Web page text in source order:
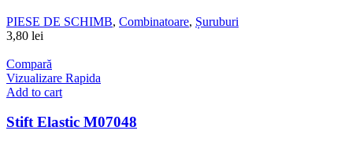
PIESE DE SCHIMB, Combinatoare, Șuruburi
3,80 lei
Compară
Vizualizare Rapida
Add to cart
Stift Elastic M07048